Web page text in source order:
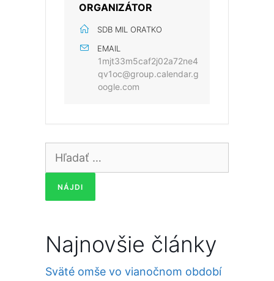
ORGANIZÁTOR
SDB MIL ORATKO
EMAIL
1mjt33m5caf2j02a72ne4
qv1oc@group.calendar.g
oogle.com
Hľadať:
Najnovšie články
Sväté omše vo vianočnom období